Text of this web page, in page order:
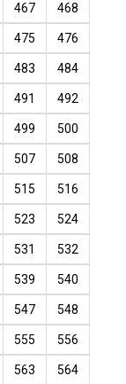
467 468
475 476
483 484
491 492
499 500
507 508
515 516
523 524
531 532
539 540
547 548
555 556
563 564